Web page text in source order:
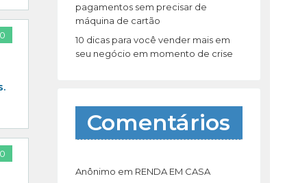
pagamentos sem precisar de
máquina de cartão
10 dicas para você vender mais em
seu negócio em momento de crise
Comentários
Anônimo em RENDA EM CASA